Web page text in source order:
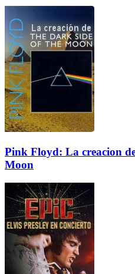
Pink Floyd: La creacion
Moon